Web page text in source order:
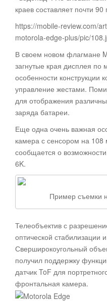
краев составляет почти 90
https://mobile-review.com/
motorola-edge-plus/pic/
В своем новом флагмане
загнутые края дисплея
особенности конструкции
управление жестами.
для отображения
заряда батареи.
Еще одна очень важная
камера с сенсором на 108
сообщается о
6K.
Пример съемки
Телеобъектив с
оптической стабилизации
Сверширокоугольный
получил поддержку
датчик ToF для
фронтальная камера.